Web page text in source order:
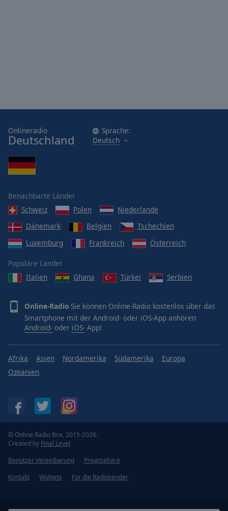
Onlineradio
Deutschland
Sprache:
Deutsch
Benachbarte Länder
Schweiz
Polen
Niederlande
Dänemark
Belgien
Tschechien
Luxemburg
Frankreich Österreich
Populäre Länder
Italien
Ghana Türkei Serbien
Online-Radio Sie können Online-Radio kostenlos über das
Smartphone mit der Android- oder iOS-App anhören
Android- oder iOS- App!
Afrika Asien Nordamerika Südamerika
Europa
Ozeanien
© Online Radio Box, 2015-2026.
Created by Final Level
Benutzer Vereinbarung
Privatsphäre
Kontakt
Widgets Für die Radiosender